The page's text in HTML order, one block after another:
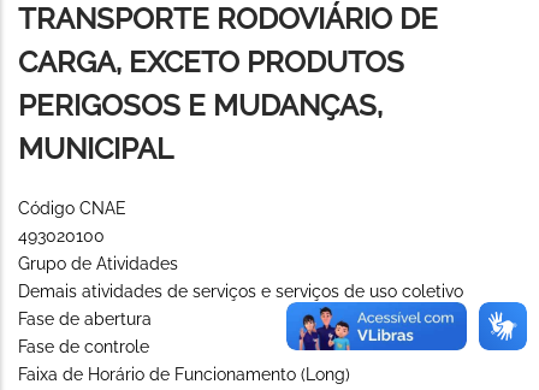
TRANSPORTE RODOVIÁRIO DE
CARGA, EXCETO PRODUTOS
PERIGOSOS E MUDANÇAS,
MUNICIPAL
Código CNAE
493020100
Grupo de Atividades
Demais atividades de serviços e serviços de uso coletivo
Fase de abertura
Fase de controle
Faixa de Horário de Funcionamento (Long)